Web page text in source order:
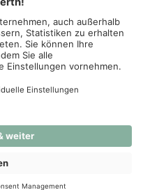
618 0
Hahns Erben KG
Impressum